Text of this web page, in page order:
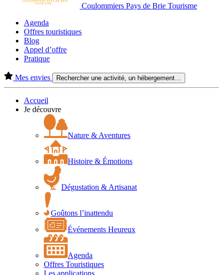
Coulommiers Pays de Brie Tourisme
Agenda
Offres touristiques
Blog
Appel d’offre
Pratique
Mes envies Rechercher une activité, un hébergement…
Accueil
Je découvre
Nature & Aventures
Histoire & Émotions
Dégustation & Artisanat
Goûtons l’inattendu
Événements Heureux
Agenda
Offres Touristiques
Les applications